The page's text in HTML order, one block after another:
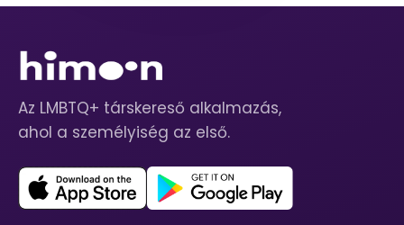
Az LMBTQ+ társkereső alkalmazás,
ahol a személyiség az első.